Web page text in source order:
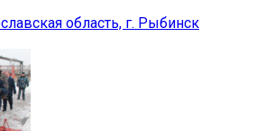
область, г. Рыбинск